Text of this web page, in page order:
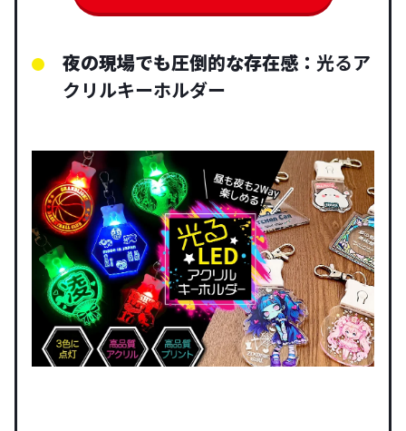
夜の現場でも圧倒的な存在感： 光るア
クリルキーホルダー